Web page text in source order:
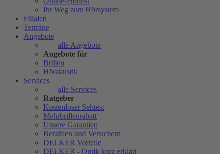
Ihr Weg zum Hörsystem
Filialen
Termine
Angebote
alle Angebote
Angebote für
Brillen
Hörakustik
Services
alle Services
Ratgeber
Kostenloser Sehtest
Mehrbrillenrabatt
Unsere Garantien
Bezahlen und Versichern
DELKER Vorteile
DELKER - Optik kurz erklärt